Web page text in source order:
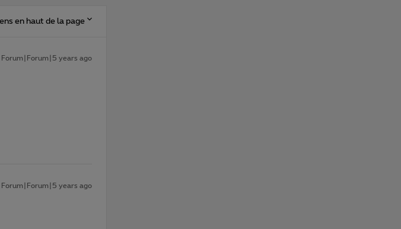
en haut de la page
Forum|Forum|5 years ago
Forum|Forum|5 years ago